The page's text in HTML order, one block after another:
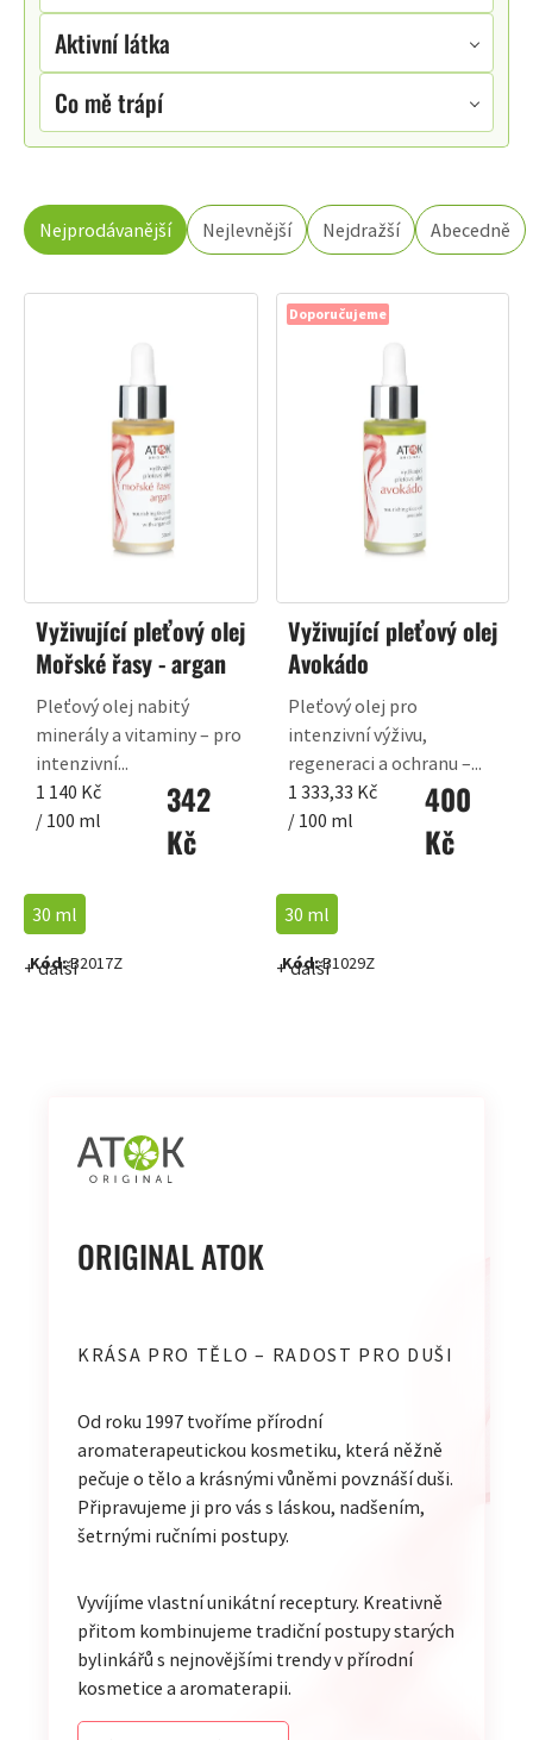
Aktivní látka
Co mě trápí
ŘAZENÍ
PRODUKTŮ
Nejprodávanější Nejlevnější Nejdražší Abecedně
Vyživující pleťový olej
Mořské řasy - argan
342
Kč
Měrná
cena:
1 140 Kč
/ 100 ml
Pleťový olej nabitý
minerály a vitaminy – pro
intenzivní...
30 ml
+ další
Kód:B2017Z
Doporučujeme
Vyživující pleťový olej
Avokádo
400
Kč
Měrná
cena:
1 333,33 Kč
/ 100 ml
Pleťový olej pro
intenzivní výživu,
regeneraci a ochranu –...
30 ml
+ další
Kód:B1029Z
ORIGINAL ATOK
KRÁSA PRO TĚLO – RADOST PRO DUŠI
Od roku 1997 tvoříme přírodní
aromaterapeutickou kosmetiku, která něžně
pečuje o tělo a krásnými vůněmi povznáší duši.
Připravujeme ji pro vás s láskou, nadšením,
šetrnými ručními postupy.
Vyvíjíme vlastní unikátní receptury. Kreativně
přitom kombinujeme tradiční postupy starých
bylinkářů s nejnovějšími trendy v přírodní
kosmetice a aromaterapii.